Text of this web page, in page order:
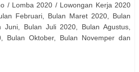
/ Lomba 2020 / Lowongan Kerja 2020
Februari, Bulan Maret 2020, Bulan
Juni, Bulan Juli 2020, Bulan Agustus,
Bulan Oktober, Bulan Novemper dan